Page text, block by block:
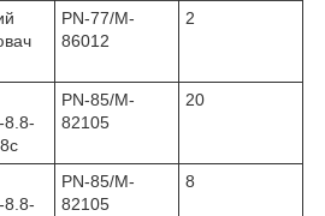
PN-77/M-
86012
2
8.8-
PN-85/M-
82105
20
8.8-
PN-85/M-
82105
8